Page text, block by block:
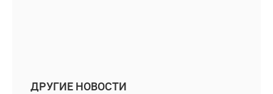
ДРУГИЕ НОВОСТИ